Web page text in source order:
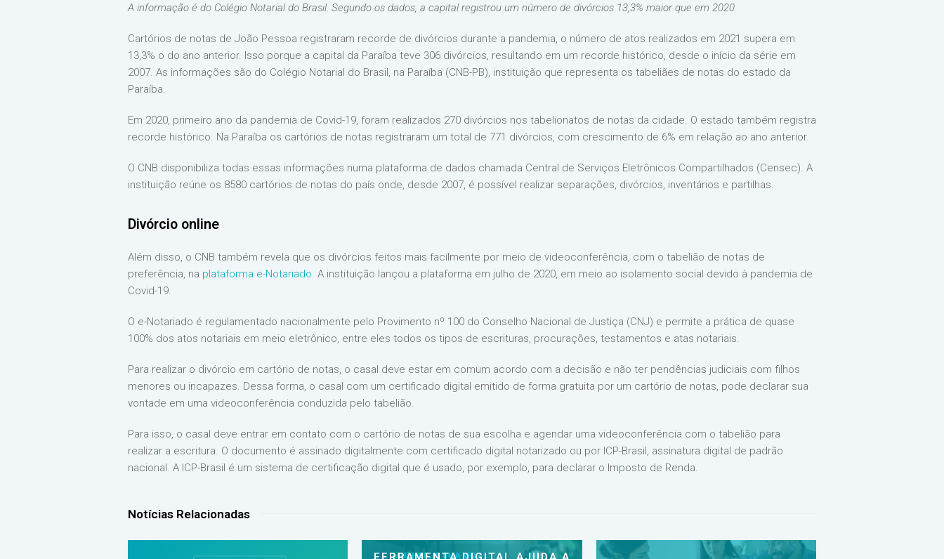
A informação é do Colégio Notarial do Brasil. Segundo os dados, a capital registrou um número de divórcios 13,3% maior que em 2020.
Cartórios de notas de João Pessoa registraram recorde de divórcios durante a pandemia, o número de atos realizados em 2021 supera em
13,3% o do ano anterior. Isso porque a capital da Paraíba teve 306 divórcios, resultando em um recorde histórico, desde o início da série em
2007. As informações são do Colégio Notarial do Brasil, na Paraíba (CNB-PB), instituição que representa os tabeliães de notas do estado da
Paraíba.
Em 2020, primeiro ano da pandemia de Covid-19, foram realizados 270 divórcios nos tabelionatos de notas da cidade. O estado também registra
recorde histórico. Na Paraíba os cartórios de notas registraram um total de 771 divórcios, com crescimento de 6% em relação ao ano anterior.
O CNB disponibiliza todas essas informações numa plataforma de dados chamada Central de Serviços Eletrônicos Compartilhados (Censec). A
instituição reúne os 8580 cartórios de notas do país onde, desde 2007, é possível realizar separações, divórcios, inventários e partilhas.
Divórcio online
Além disso, o CNB também revela que os divórcios feitos mais facilmente por meio de videoconferência, com o tabelião de notas de
preferência, na plataforma e-Notariado. A instituição lançou a plataforma em julho de 2020, em meio ao isolamento social devido à pandemia de
Covid-19.
O e-Notariado é regulamentado nacionalmente pelo Provimento nº 100 do Conselho Nacional de Justiça (CNJ) e permite a prática de quase
100% dos atos notariais em meio eletrônico, entre eles todos os tipos de escrituras, procurações, testamentos e atas notariais.
Para realizar o divórcio em cartório de notas, o casal deve estar em comum acordo com a decisão e não ter pendências judiciais com filhos
menores ou incapazes. Dessa forma, o casal com um certificado digital emitido de forma gratuita por um cartório de notas, pode declarar sua
vontade em uma videoconferência conduzida pelo tabelião.
Para isso, o casal deve entrar em contato com o cartório de notas de sua escolha e agendar uma videoconferência com o tabelião para
realizar a escritura. O documento é assinado digitalmente com certificado digital notarizado ou por ICP-Brasil, assinatura digital de padrão
nacional. A ICP-Brasil é um sistema de certificação digital que é usado, por exemplo, para declarar o Imposto de Renda.
Notícias Relacionadas